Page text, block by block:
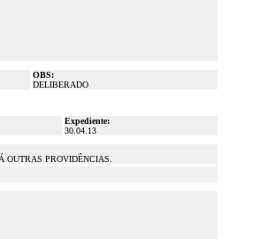
OBS:
DELIBERADO
Expediente:
30.04.13
OUTRAS PROVIDÊNCIAS.